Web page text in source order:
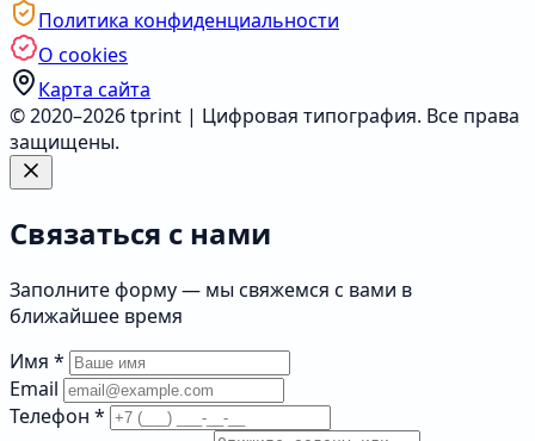
Политика конфиденциальности
О cookies
Карта сайта
© 2020–2026 tprint | Цифровая типография. Все права
защищены.
Связаться с нами
Заполните форму — мы свяжемся с вами в
ближайшее время
Имя *
Email
Телефон *